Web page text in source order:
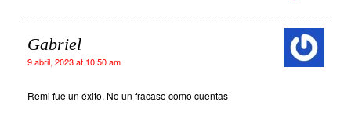
Gabriel
9 abril, 2023 at 10:50 am
Remi fue un éxito. No un fracaso como cuentas